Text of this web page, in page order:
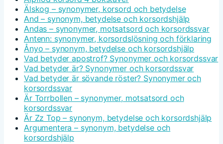
Älskog – synonymer, korsord och betydelse
And – synonym, betydelse och korsordshjälp
Andas – synonymer, motsatsord och korsordssvar
Antenn: synonymer, korsordslösning och förklaring
Ånyo – synonym, betydelse och korsordshjälp
Vad betyder apostrof? Synonymer och korsordssvar
Vad betyder är? Synonymer och korsordssvar
Vad betyder är sövande röster? Synonymer och
korsordssvar
Är Torrbollen – synonymer, motsatsord och
korsordssvar
Är Zz Top – synonym, betydelse och korsordshjälp
Argumentera – synonym, betydelse och
korsordshjälp